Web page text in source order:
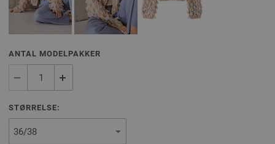
ANTAL MODELPAKKER
STØRRELSE: